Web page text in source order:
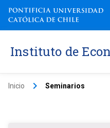
Instituto de
Inicio keyboard_arrow_right Seminarios